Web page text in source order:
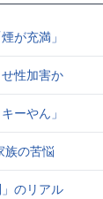
が充満」
性加害か
ーやん」
族の苦悩
のリアル